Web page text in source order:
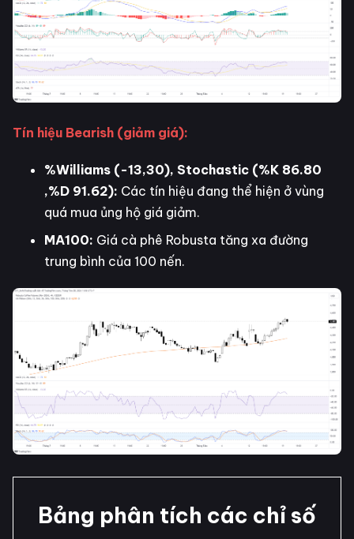
Tín hiệu Bearish (giảm giá):
%Williams (-13,30), Stochastic (%K 86.80
,%D 91.62): Các tín hiệu đang thể hiện ở vùng
quá mua ủng hộ giá giảm.
MA100: Giá cà phê Robusta tăng xa đường
trung bình của 100 nến.
Bảng phân tích các chỉ số